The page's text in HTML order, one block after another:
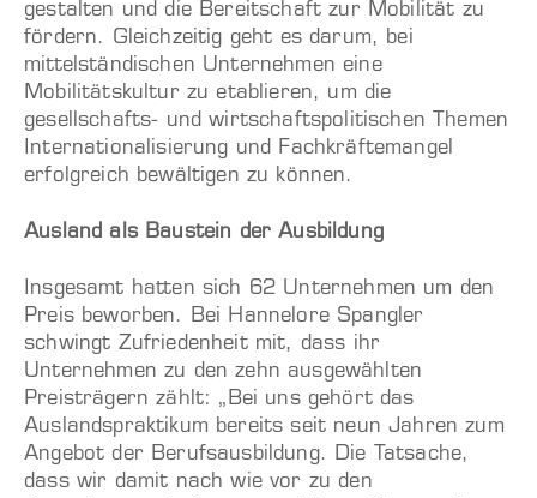
gestalten und die Bereitschaft zur Mobilität zu
fördern. Gleichzeitig geht es darum, bei
mittelständischen Unternehmen eine
Mobilitätskultur zu etablieren, um die
gesellschafts- und wirtschaftspolitischen Themen
Internationalisierung und Fachkräftemangel
erfolgreich bewältigen zu können.
Ausland als Baustein der Ausbildung
Insgesamt hatten sich 62 Unternehmen um den
Preis beworben. Bei Hannelore Spangler
schwingt Zufriedenheit mit, dass ihr
Unternehmen zu den zehn ausgewählten
Preisträgern zählt: „Bei uns gehört das
Auslandspraktikum bereits seit neun Jahren zum
Angebot der Berufsausbildung. Die Tatsache,
dass wir damit nach wie vor zu den